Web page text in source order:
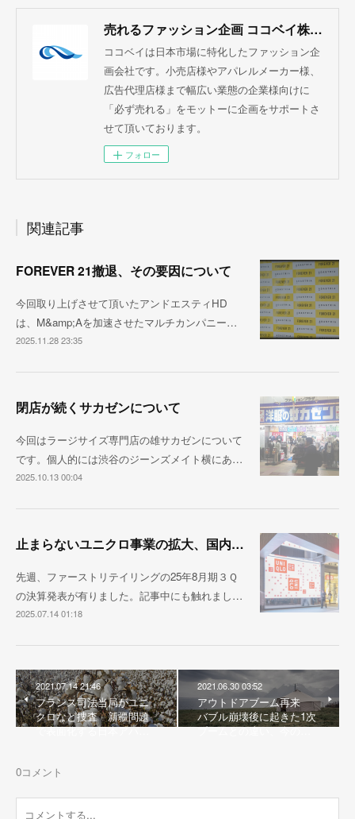
売れるファッション企画 ココベイ株式会社
ココベイは日本市場に特化したファッション企
画会社です。小売店様やアパレルメーカー様、
広告代理店様まで幅広い業態の企業様向けに
「必ず売れる」をモットーに企画をサポートさ
せて頂いております。
フォロー
関連記事
FOREVER 21撤退、その要因について
今回取り上げさせて頂いたアンドエスティHD
は、M&amp;Aを加速させたマルチカンパニー…
2025.11.28 23:35
閉店が続くサカゼンについて
今回はラージサイズ専門店の雄サカゼンについて
です。個人的には渋谷のジーンズメイト横にあ…
2025.10.13 00:04
止まらないユニクロ事業の拡大、国内売上1兆円が視野に
先週、ファーストリテイリングの25年8月期３Ｑ
の決算発表が有りました。記事中にも触れまし…
2025.07.14 01:18
2021.07.14 21:46
フランス司法当局がユニ
クロなど捜査 新疆問題
で表面化する日本アパ…
2021.06.30 03:52
アウトドアブーム再来
バブル崩壊後に起きた1次
ブームとの違い、今の…
0コメント